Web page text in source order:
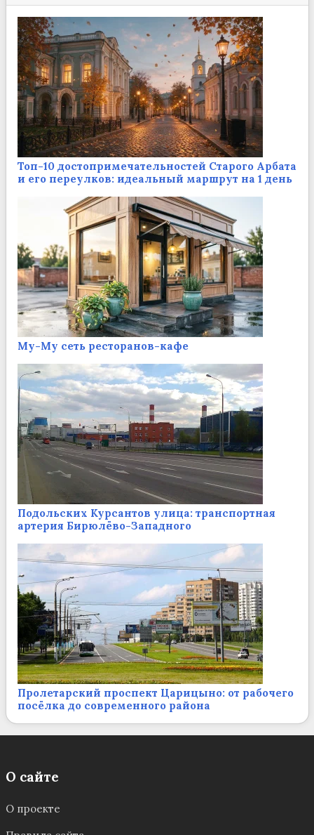
Топ-10 достопримечательностей Старого Арбата
и его переулков: идеальный маршрут на 1 день
Му-Му сеть ресторанов-кафе
Подольских Курсантов улица: транспортная
артерия Бирюлёво-Западного
Пролетарский проспект Царицыно: от рабочего
посёлка до современного района
О сайте
О проекте